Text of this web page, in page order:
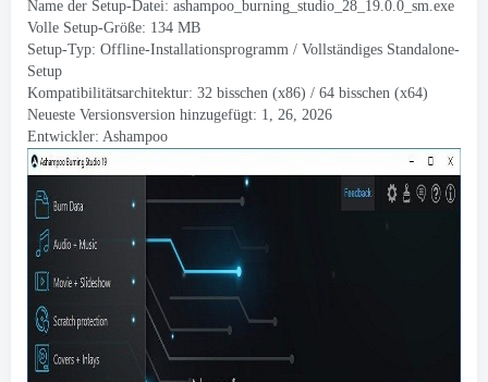
Name der Setup-Datei: ashampoo_burning_studio_28_19.0.0_sm.exe
Volle Setup-Größe: 134 MB
Setup-Typ: Offline-Installationsprogramm / Vollständiges Standalone-
Setup
Kompatibilitätsarchitektur: 32 bisschen (x86) / 64 bisschen (x64)
Neueste Versionsversion hinzugefügt: 1, 26, 2026
Entwickler: Ashampoo